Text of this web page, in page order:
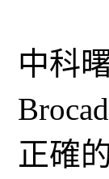
中科
正確